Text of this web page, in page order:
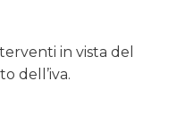
in vista del
dell’iva.